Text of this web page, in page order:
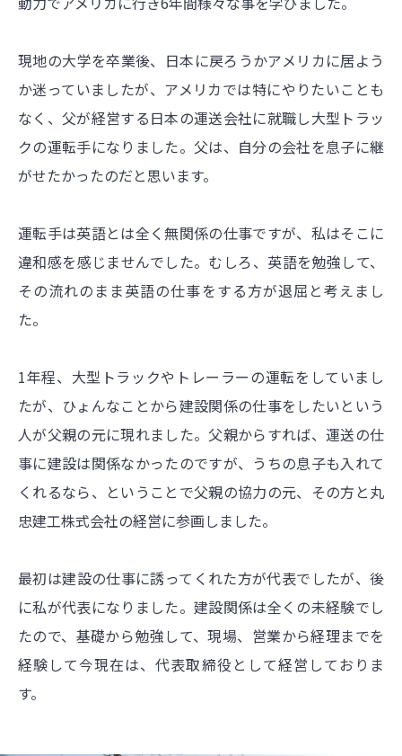
現地の大学を卒業後、日本に戻ろうかアメリカに居よう
か迷っていましたが、アメリカでは特にやりたいことも
なく、父が経営する日本の運送会社に就職し大型トラッ
クの運転手になりました。父は、自分の会社を息子に継
がせたかったのだと思います。
運転手は英語とは全く無関係の仕事ですが、私はそこに
違和感を感じませんでした。むしろ、英語を勉強して、
その流れのまま英語の仕事をする方が退屈と考えまし
た。
1年程、大型トラックやトレーラーの運転をしていまし
たが、ひょんなことから建設関係の仕事をしたいという
人が父親の元に現れました。父親からすれば、運送の仕
事に建設は関係なかったのですが、うちの息子も入れて
くれるなら、ということで父親の協力の元、その方と丸
忠建工株式会社の経営に参画しました。
最初は建設の仕事に誘ってくれた方が代表でしたが、後
に私が代表になりました。建設関係は全くの未経験でし
たので、基礎から勉強して、現場、営業から経理までを
経験して今現在は、代表取締役として経営しておりま
す。